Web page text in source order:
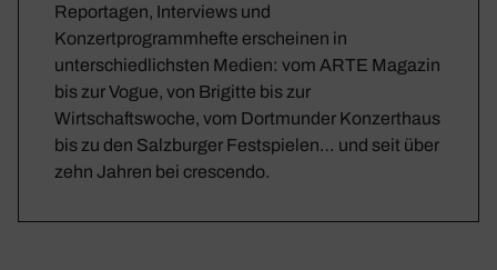
Reportagen, Interviews und
Konzertprogrammhefte erscheinen in
unterschiedlichsten Medien: vom ARTE Magazin
bis zur Vogue, von Brigitte bis zur
Wirtschaftswoche, vom Dortmunder Konzerthaus
bis zu den Salzburger Festspielen… und seit über
zehn Jahren bei crescendo.